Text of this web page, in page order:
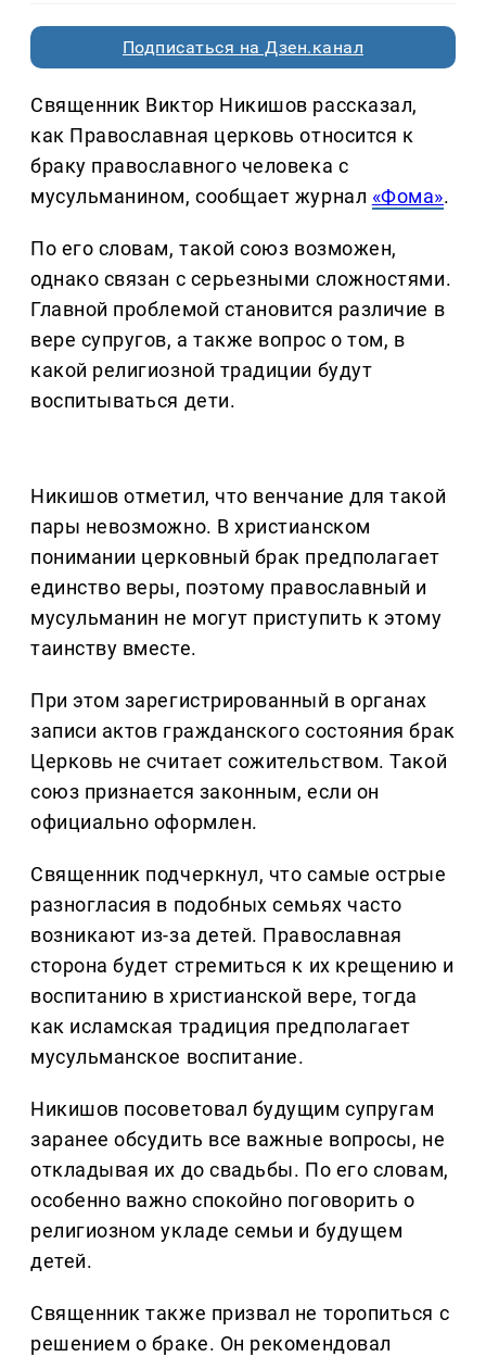
Подписаться на Дзен.канал
Священник Виктор Никишов рассказал,
как Православная церковь относится к
браку православного человека с
мусульманином, сообщает журнал «Фома».
По его словам, такой союз возможен,
однако связан с серьезными сложностями.
Главной проблемой становится различие в
вере супругов, а также вопрос о том, в
какой религиозной традиции будут
воспитываться дети.
Никишов отметил, что венчание для такой
пары невозможно. В христианском
понимании церковный брак предполагает
единство веры, поэтому православный и
мусульманин не могут приступить к этому
таинству вместе.
При этом зарегистрированный в органах
записи актов гражданского состояния брак
Церковь не считает сожительством. Такой
союз признается законным, если он
официально оформлен.
Священник подчеркнул, что самые острые
разногласия в подобных семьях часто
возникают из-за детей. Православная
сторона будет стремиться к их крещению и
воспитанию в христианской вере, тогда
как исламская традиция предполагает
мусульманское воспитание.
Никишов посоветовал будущим супругам
заранее обсудить все важные вопросы, не
откладывая их до свадьбы. По его словам,
особенно важно спокойно поговорить о
религиозном укладе семьи и будущем
детей.
Священник также призвал не торопиться с
решением о браке. Он рекомендовал